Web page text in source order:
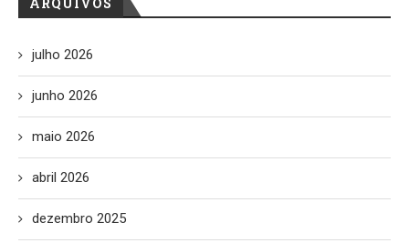
julho 2026
junho 2026
maio 2026
abril 2026
dezembro 2025